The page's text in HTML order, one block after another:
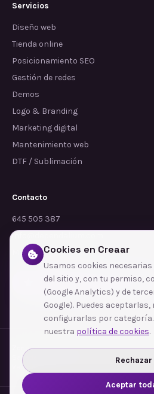
Servicios
Diseño web
Tienda online
Posicionamiento SEO
Gestión de redes
Demos
Logo & Branding
Marketing digital
Mantenimiento web
DTF / Sublimación
Contacto
645 505 387
info@dependalium.com
Mataró (Barcelona)
Déjanos tu reseña en Google
Zonas de cobertura·Barcelona·L'Hospitalet
Sabadell
Santa Coloma
Ver todas las zonas →
Cookies en Creaar
Usamos cookies
del sitio y, con tu permiso,
(Google Analytics) y de
Google). Puedes
configurarlas por
nuestra política de cookies.
Rechazar
Aceptar